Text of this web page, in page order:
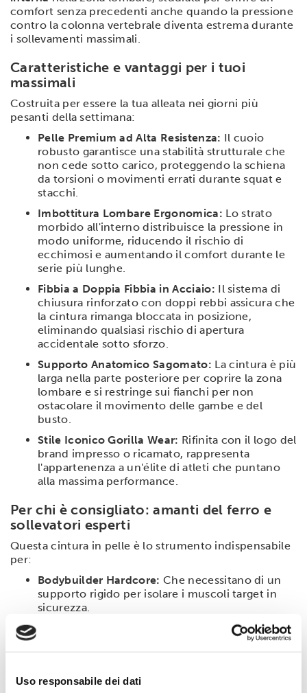
Uso responsabile dei dati
comfort senza precedenti anche quando la pressione
contro la colonna vertebrale diventa estrema durante
i sollevamenti massimali.
Caratteristiche e vantaggi per i tuoi
massimali
Costruita per essere la tua alleata nei giorni più
pesanti della settimana:
Pelle Premium ad Alta Resistenza: Il cuoio
robusto garantisce una stabilità strutturale che
non cede sotto carico, proteggendo la schiena
da torsioni o movimenti errati durante squat e
stacchi.
Imbottitura Lombare Ergonomica: Lo strato
morbido all'interno distribuisce la pressione in
modo uniforme, riducendo il rischio di
ecchimosi e aumentando il comfort durante le
serie più lunghe.
Fibbia a Doppia Fibbia in Acciaio: Il sistema di
chiusura rinforzato con doppi rebbi assicura che
la cintura rimanga bloccata in posizione,
eliminando qualsiasi rischio di apertura
accidentale sotto sforzo.
Supporto Anatomico Sagomato: La cintura è più
larga nella parte posteriore per coprire la zona
lombare e si restringe sui fianchi per non
ostacolare il movimento delle gambe e del
busto.
Stile Iconico Gorilla Wear: Rifinita con il logo del
brand impresso o ricamato, rappresenta
l'appartenenza a un'élite di atleti che puntano
alla massima performance.
Per chi è consigliato: amanti del ferro e
sollevatori esperti
Questa cintura in pelle è lo strumento indispensabile
per:
Bodybuilder Hardcore: Che necessitano di un
supporto rigido per isolare i muscoli target in
sicurezza.
Per chi cerca una cintura che aiuti a
generare la massima pressione intra-addominale
durante lo squat o il deadlift.
Chi preferisce il feeling naturale del cuoio:
Ideale per chi cerca un accessorio che con il